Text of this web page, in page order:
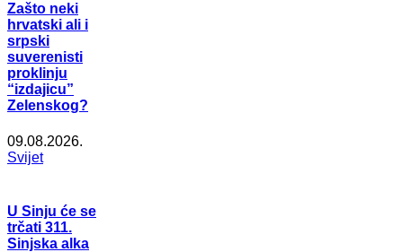
Zašto neki
hrvatski ali i
srpski
suverenisti
proklinju
“izdajicu”
Zelenskog?
09.08.2026.
Svijet
U Sinju će se
trčati 311.
Sinjska alka